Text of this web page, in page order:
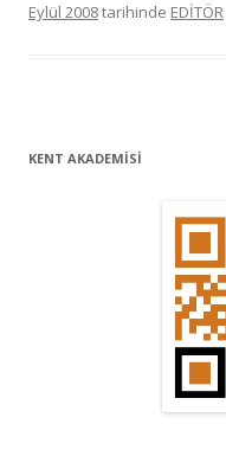
Eylül 2008tarihinde EDİTÖR
KENT AKADEMİSİ